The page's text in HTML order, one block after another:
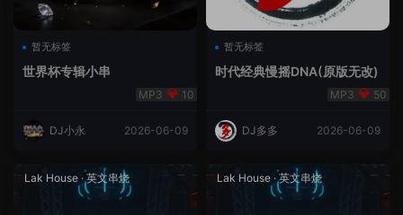
暂无标签
世界杯专辑小串
10
DJ小永 2026-06-09
暂无标签
时代经典慢摇DNA(原版无改)
50
DJ多多 2026-06-09
Lak House ·英文串烧 Lak House ·英文串烧